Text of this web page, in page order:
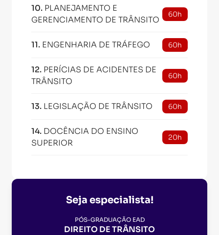
10. PLANEJAMENTO E
GERENCIAMENTO DE TRÂNSITO
60h
11. ENGENHARIA DE TRÁFEGO 60h
12. PERÍCIAS DE ACIDENTES DE
TRÂNSITO
60h
13. LEGISLAÇÃO DE TRÂNSITO 60h
14. DOCÊNCIA DO ENSINO
SUPERIOR
20h
Seja especialista!
PÓS-GRADUAÇÃO EAD
DIREITO DE TRÂNSITO